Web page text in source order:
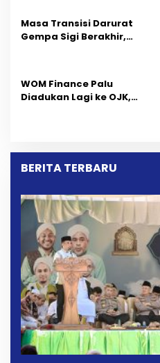
Masa Transisi Darurat
Gempa Sigi Berakhir,
‎WOM Finance Palu
Diadukan Lagi ke OJK,
Dipersoalkan ‎
BERITA TERBARU